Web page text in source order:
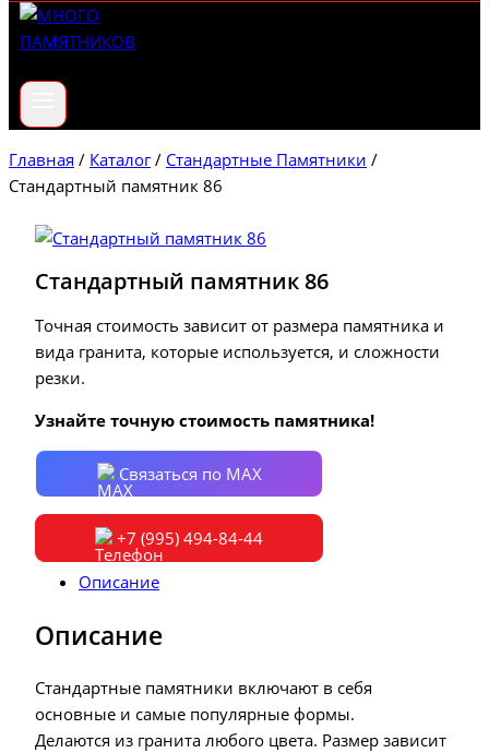
Главная / Каталог / Стандартные Памятники /
Стандартный памятник 86
Стандартный памятник 86
Точная стоимость зависит от размера памятника и
вида гранита, которые используется, и сложности
резки.
Узнайте точную стоимость памятника!
Связаться по MAX
+7 (995) 494-84-44
Описание
Описание
Стандартные памятники включают в себя
основные и самые популярные формы.
Делаются из гранита любого цвета. Размер зависит